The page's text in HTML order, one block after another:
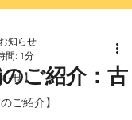
せ】
ご紹介】
のご紹介：古
知らせ
間: 1分